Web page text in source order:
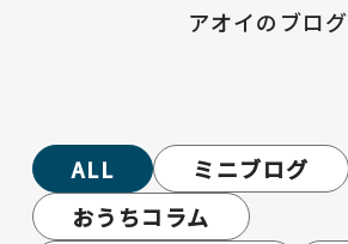
アオイのブログ
ALL
ミニブログ
おうちコラム